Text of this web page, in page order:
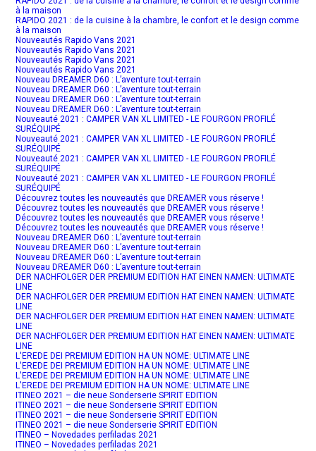
à la maison
RAPIDO 2021 : de la cuisine à la chambre, le confort et le design comme
à la maison
Nouveautés Rapido Vans 2021
Nouveautés Rapido Vans 2021
Nouveautés Rapido Vans 2021
Nouveautés Rapido Vans 2021
Nouveau DREAMER D60 : L’aventure tout-terrain
Nouveau DREAMER D60 : L’aventure tout-terrain
Nouveau DREAMER D60 : L’aventure tout-terrain
Nouveau DREAMER D60 : L’aventure tout-terrain
Nouveauté 2021 : CAMPER VAN XL LIMITED - LE FOURGON PROFILÉ
SURÉQUIPÉ
Nouveauté 2021 : CAMPER VAN XL LIMITED - LE FOURGON PROFILÉ
SURÉQUIPÉ
Nouveauté 2021 : CAMPER VAN XL LIMITED - LE FOURGON PROFILÉ
SURÉQUIPÉ
Nouveauté 2021 : CAMPER VAN XL LIMITED - LE FOURGON PROFILÉ
SURÉQUIPÉ
Découvrez toutes les nouveautés que DREAMER vous réserve !
Découvrez toutes les nouveautés que DREAMER vous réserve !
Découvrez toutes les nouveautés que DREAMER vous réserve !
Découvrez toutes les nouveautés que DREAMER vous réserve !
Nouveau DREAMER D60 : L’aventure tout-terrain
Nouveau DREAMER D60 : L’aventure tout-terrain
Nouveau DREAMER D60 : L’aventure tout-terrain
Nouveau DREAMER D60 : L’aventure tout-terrain
DER NACHFOLGER DER PREMIUM EDITION HAT EINEN NAMEN: ULTIMATE
LINE
DER NACHFOLGER DER PREMIUM EDITION HAT EINEN NAMEN: ULTIMATE
LINE
DER NACHFOLGER DER PREMIUM EDITION HAT EINEN NAMEN: ULTIMATE
LINE
DER NACHFOLGER DER PREMIUM EDITION HAT EINEN NAMEN: ULTIMATE
LINE
L'EREDE DEI PREMIUM EDITION HA UN NOME: ULTIMATE LINE
L'EREDE DEI PREMIUM EDITION HA UN NOME: ULTIMATE LINE
L'EREDE DEI PREMIUM EDITION HA UN NOME: ULTIMATE LINE
L'EREDE DEI PREMIUM EDITION HA UN NOME: ULTIMATE LINE
ITINEO 2021 – die neue Sonderserie SPIRIT EDITION
ITINEO 2021 – die neue Sonderserie SPIRIT EDITION
ITINEO 2021 – die neue Sonderserie SPIRIT EDITION
ITINEO 2021 – die neue Sonderserie SPIRIT EDITION
ITINEO – Novedades perfiladas 2021
ITINEO – Novedades perfiladas 2021